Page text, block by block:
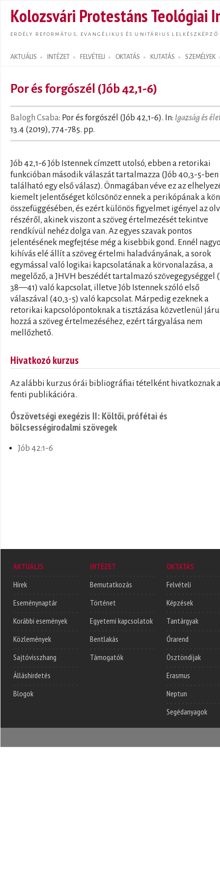
Kolozsvári Protestáns Teológiai
ERDÉLY REFORMÁTUS, EVANGÉLIKUS ÉS UNITÁRIUS LELKÉSZKÉPZŐ
AKTUÁLIS INTÉZET FELVÉTELI OKTATÁS KUTATÁS SZEMÉLYEK
Search form
Por és forgószél (Jób 42,1-6)
Balogh Csaba: Por és forgószél (Jób 42,1-6). In: Igazság és
13.4 (2019), 774-785. pp.
Jób 42,1-6 Jób Istennek címzett utolsó, ebben a retorikai
funkcióban második válaszát tartalmazza (Jób 40,3-5-ben
található egy első válasz). Önmagában véve ez az
kiemelt jelentőséget kölcsönöz ennek a perikópának a
összefüggésében, és ezért különös figyelmet igényel az
részéről, akinek viszont a szöveg értelmezését tekintve
rendkívül nehéz dolga van. Az egyes szavak pontos
jelentésének megfejtése még a kisebbik gond. Ennél
kihívás elé állít a szöveg értelmi haladványának, a sorok
egymással való logikai kapcsolatának a körvonalazása, a
megelőző, a JHVH beszédét tartalmazó szövegegységgel
38—41) való kapcsolat, illetve Jób Istennek szóló első
válaszával (40,3-5) való kapcsolat. Márpedig ezeknek a
retorikai kapcsolópontoknak a tisztázása közvetlenül
hozzá a szöveg értelmezéséhez, ezért tárgyalása nem
mellőzhető.
Hivatkozó kurzus
Az alábbi kurzus órái bibliográfiai tételként hivatkoznak
fenti publikációra.
Ószövetségi exegézis II: Költői, prófétai és
bölcsességirodalmi szövegek
Jób 42:1-6
AKTUÁLIS
Hírek
Eseménynaptár
Korábbi események
Közlemények
Sajtóvisszhang
Álláshirdetés
Blogok
INTÉZET
Bemutatkozás
Történet
Egyetemi kapcsolatok
Bentlakás
Támogatók
OKTATÁS
Felvételi
Képzések
Tantárgyak
Órarend
Ösztöndíjak
Erasmus
Neptun
Segédanyagok